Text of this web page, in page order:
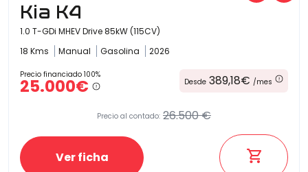
Kilómetros
Combustible
(Elige una o varias opciones)
Etiqueta medioambiental
Kia K4
1.0 T-GDi MHEV Drive 85kW (115CV)
18 Kms
Manual Gasolina 2026
Precio financiado 100%
25.000€ Desde 389,18€ /mes
Precio al contado: 26.500 €
Ver ficha